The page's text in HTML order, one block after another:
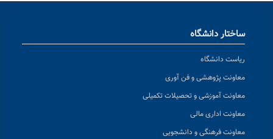
ساختار دانشگاه
ریاست دانشگاه
معاونت پژوهشی و فن آوری
معاونت آموزشی و تحصیلات تکمیلی
معاونت اداری مالی
معاونت فرهنگی و دانشجویی